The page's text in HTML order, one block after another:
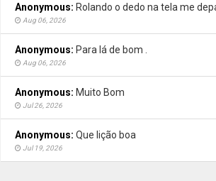
Anonymous: Rolando o dedo na tela me
Aug 06, 2026
Anonymous: Para lá de bom .
Aug 06, 2026
Anonymous: Muito Bom
Jul 26, 2026
Anonymous: Que lição boa
Jul 19, 2026